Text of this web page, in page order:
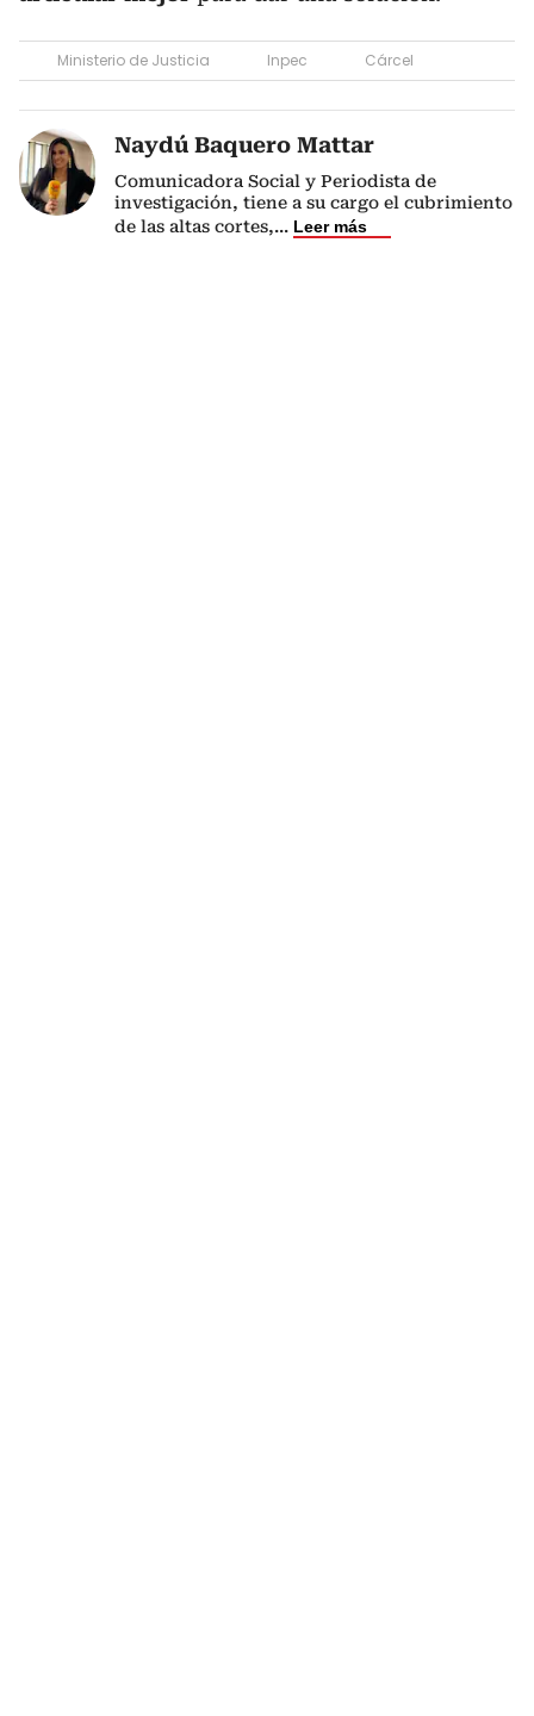
Ministerio de Justicia Inpec Cárcel
Naydú Baquero Mattar
Comunicadora Social y Periodista de
investigación, tiene a su cargo el cubrimiento
de las altas cortes,... Leer más